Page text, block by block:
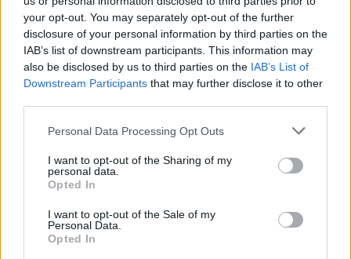
your opt-out. You may separately opt-out of the further
disclosure of your personal information by third parties on the
IAB’s list of downstream participants. This information may
also be disclosed by us to third parties on the IAB’s List of
Downstream Participants that may further disclose it to other
Personal Data Processing Opt Outs
I want to opt-out of the Sharing of my
personal data.
Opted In
I want to opt-out of the Sale of my
Personal Data.
Opted In
Actus Info
Les road trips les plus spectaculaires à
faire en voiture